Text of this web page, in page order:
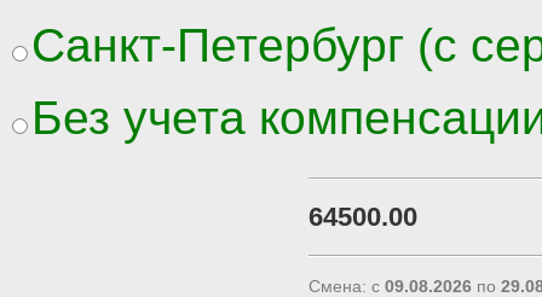
Санкт-Петербург (с
Без учета
64500.00
Смена: с 09.08.2026 по